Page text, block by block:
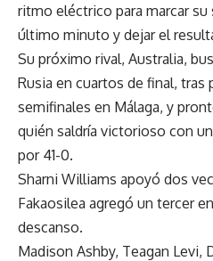
ritmo eléctrico para marcar
último minuto y dejar el
Su próximo rival, Australia,
Rusia en cuartos de final,
semifinales en Málaga, y
quién saldría victorioso con
por 41-0.
Sharni Williams apoyó dos
Fakaosilea agregó un tercer
descanso.
Madison Ashby, Teagan